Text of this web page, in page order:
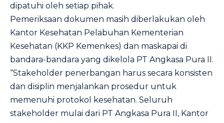
dipatuhi oleh setiap pihak.
Pemeriksaan dokumen masih diberlakukan oleh
Kantor Kesehatan Pelabuhan Kementerian
Kesehatan (KKP Kemenkes) dan maskapai di
bandara-bandara yang dikelola PT Angkasa Pura II.
“Stakeholder penerbangan harus secara konsisten
dan disiplin menjalankan prosedur untuk
memenuhi protokol kesehatan. Seluruh
stakeholder mulai dari PT Angkasa Pura II, Kantor